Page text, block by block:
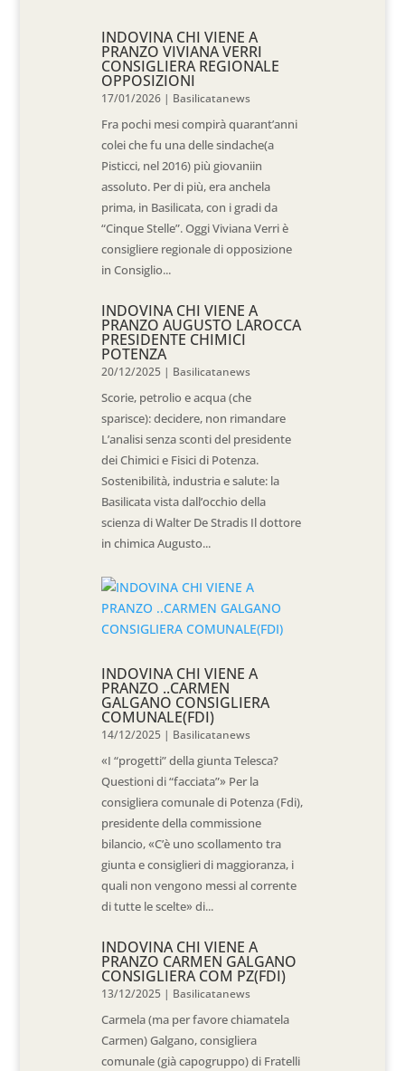
INDOVINA CHI VIENE A
PRANZO VIVIANA VERRI
CONSIGLIERA REGIONALE
OPPOSIZIONI
17/01/2026 | Basilicatanews
Fra pochi mesi compirà quarant’anni
colei che fu una delle sindache(a
Pisticci, nel 2016) più giovaniin
assoluto. Per di più, era anchela
prima, in Basilicata, con i gradi da
“Cinque Stelle”. Oggi Viviana Verri è
consigliere regionale di opposizione
in Consiglio...
INDOVINA CHI VIENE A
PRANZO AUGUSTO LAROCCA
PRESIDENTE CHIMICI
POTENZA
20/12/2025 | Basilicatanews
Scorie, petrolio e acqua (che
sparisce): decidere, non rimandare
L’analisi senza sconti del presidente
dei Chimici e Fisici di Potenza.
Sostenibilità, industria e salute: la
Basilicata vista dall’occhio della
scienza di Walter De Stradis Il dottore
in chimica Augusto...
INDOVINA CHI VIENE A
PRANZO ..CARMEN
GALGANO CONSIGLIERA
COMUNALE(FDI)
14/12/2025 | Basilicatanews
«I “progetti” della giunta Telesca?
Questioni di “facciata”» Per la
consigliera comunale di Potenza (Fdi),
presidente della commissione
bilancio, «C’è uno scollamento tra
giunta e consiglieri di maggioranza, i
quali non vengono messi al corrente
di tutte le scelte» di...
INDOVINA CHI VIENE A
PRANZO CARMEN GALGANO
CONSIGLIERA COM PZ(FDI)
13/12/2025 | Basilicatanews
Carmela (ma per favore chiamatela
Carmen) Galgano, consigliera
comunale (già capogruppo) di Fratelli